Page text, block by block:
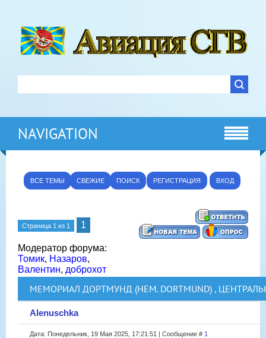
NAVIGATION
ВСЕ ТЕМЫ СВЕЖИЕ ПОИСК РЕГИСТРАЦИЯ ВХОД
Страница 1 из 1 1
Модератор форума:
Томик, Назаров,
Валентин, доброхот
МЕМОРИАЛ ДОРТМУНД (НЕМ. DORTMUND) ,
Alenuschka
Дата: Понедельник, 19 Мая 2025, 17:21:51 | Сообщение # 1